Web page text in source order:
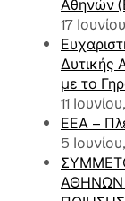
17
Δυτικής
με το
11
ΕΕΑ –
5
ΑΘΗΝΩΝ